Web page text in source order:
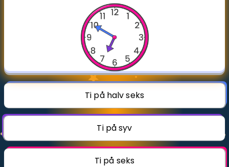
Gangetabellen
Junior Matte
Bestill privatundervisning
Inviter en venn
Ti på halv seks
Ti på syv
Ti på seks